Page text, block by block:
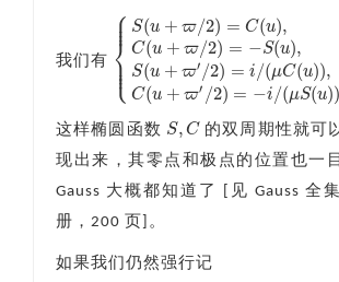
我们有
⎧
⎩
⎨
⎪
⎪
⎪
⎪
⎪⎪
S(u + ϖ/2) = C(u),
C(u + ϖ/2) = −S(u),
S(u + ϖ′ /2) = i/(μC(u)),
C(u + ϖ′ /2) = −i/(μS(u))
{S u+ϖ 2 =C( u),C +ϖ/2)=−S(u)
这样椭圆函数 S, C
S, C
的双周期性就可
现出来，其零点和极点的位置也一
Gauss 大概都知道了 [见 Gauss 全
册，200 页]。
如果我们仍然强行记